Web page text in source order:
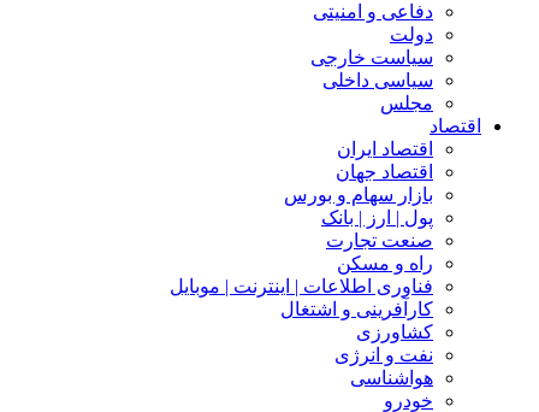
دفاعی و امنیتی
دولت
سیاست خارجی
سیاسی داخلی
مجلس
اقتصاد
اقتصاد ایران
اقتصاد جهان
بازار سهام و بورس
پول | ارز | بانک
صنعت تجارت
راه و مسکن
فناوری اطلاعات | اینترنت | موبایل
کارآفرینی و اشتغال
کشاورزی
نفت و انرژی
هواشناسی
خودرو